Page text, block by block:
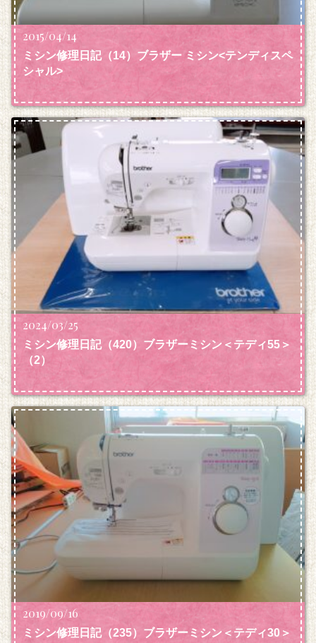
2015/04/14
ミシン修理日記（14）ブラザー ミシン<テンディスペ
シャル>
2024/03/25
ミシン修理日記（420）ブラザーミシン＜テディ55＞
（2）
2019/09/16
ミシン修理日記（235）ブラザーミシン＜テディ30＞